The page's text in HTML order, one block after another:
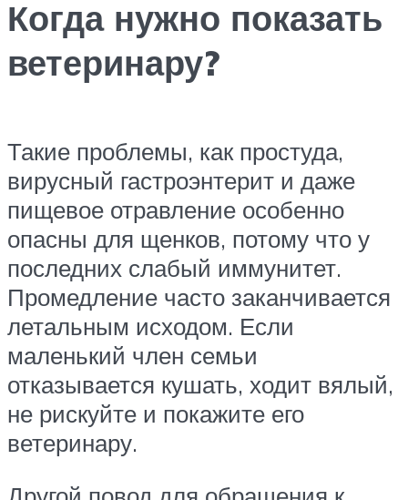
Когда нужно показать
ветеринару?
Такие проблемы, как простуда,
вирусный гастроэнтерит и даже
пищевое отравление особенно
опасны для щенков, потому что у
последних слабый иммунитет.
Промедление часто заканчивается
летальным исходом. Если
маленький член семьи
отказывается кушать, ходит вялый,
не рискуйте и покажите его
ветеринару.